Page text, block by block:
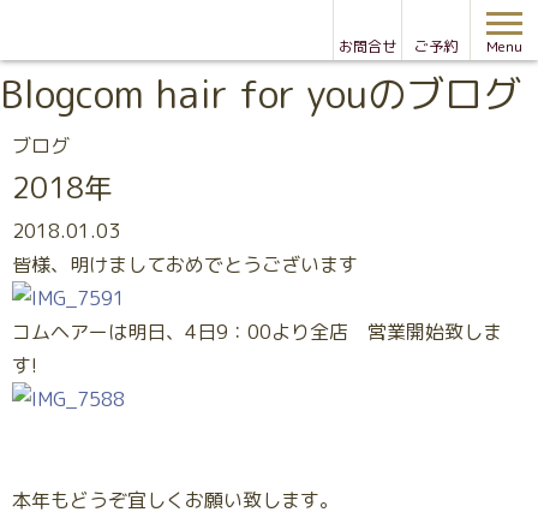
お問合せ ご予約 Menu
Blogcom hair for youのブログ
ブログ
2018年
2018.01.03
皆様、明けましておめでとうございます
コムヘアーは明日、4日9：00より全店 営業開始致しま
す!
本年もどうぞ宜しくお願い致します。